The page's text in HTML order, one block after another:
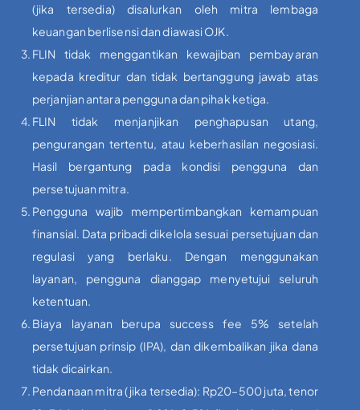
(jika tersedia) disalurkan oleh mitra lembaga
keuangan berlisensi dan diawasi OJK.
FLIN tidak menggantikan kewajiban pembayaran
kepada kreditur dan tidak bertanggung jawab atas
perjanjian antara pengguna dan pihak ketiga.
FLIN tidak menjanjikan penghapusan utang,
pengurangan tertentu, atau keberhasilan negosiasi.
Hasil bergantung pada kondisi pengguna dan
persetujuan mitra.
Pengguna wajib mempertimbangkan kemampuan
finansial. Data pribadi dikelola sesuai persetujuan dan
regulasi yang berlaku. Dengan menggunakan
layanan, pengguna dianggap menyetujui seluruh
ketentuan.
Biaya layanan berupa success fee 5% setelah
persetujuan prinsip (IPA), dan dikembalikan jika dana
tidak dicairkan.
Pendanaan mitra (jika tersedia): Rp20–500 juta, tenor